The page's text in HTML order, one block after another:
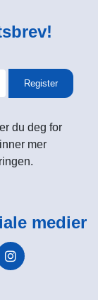
Register
du deg for
mer
medier